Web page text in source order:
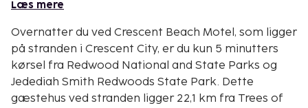
Læs mere
Overnatter du ved Crescent Beach Motel, som ligger
på stranden i Crescent City, er du kun 5 minutters
kørsel fra Redwood National and State Parks og
Jedediah Smith Redwoods State Park. Dette
gæstehus ved stranden ligger 22,1 km fra Trees of